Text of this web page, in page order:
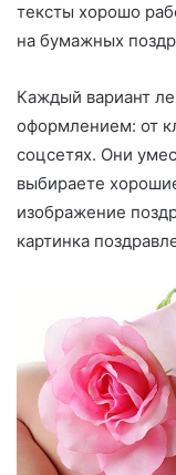
тексты хорошо
на бумажных
Каждый вариант
оформлением: от
соцсетях. Они
выбираете
изображение
картинка